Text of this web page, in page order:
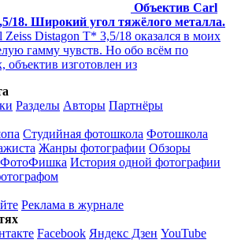
Объектив Carl
18. Широкий угол тяжёлого металла.
Zeiss Distagon T* 3,5/18 оказался в моих
гамму чувств. Но обо всём по
объектив изготовлен из
Разделы Авторы Партнёры
Студийная фотошкола Фотошкола
Жанры фотографии Обзоры
ФотоФишка История одной фотографии
Реклама в журнале
Facebook Яндекс Дзен YouTube